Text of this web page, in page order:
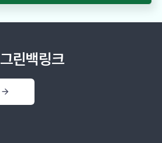
그린백링크